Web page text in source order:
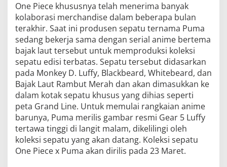
One Piece khususnya telah menerima banyak
kolaborasi merchandise dalam beberapa bulan
terakhir. Saat ini produsen sepatu ternama Puma
sedang bekerja sama dengan serial anime bertema
bajak laut tersebut untuk memproduksi koleksi
sepatu edisi terbatas. Sepatu tersebut didasarkan
pada Monkey D. Luffy, Blackbeard, Whitebeard, dan
Bajak Laut Rambut Merah dan akan dimasukkan ke
dalam kotak sepatu khusus yang dihias seperti
peta Grand Line. Untuk memulai rangkaian anime
barunya, Puma merilis gambar resmi Gear 5 Luffy
tertawa tinggi di langit malam, dikelilingi oleh
koleksi sepatu yang akan datang. Koleksi sepatu
One Piece x Puma akan dirilis pada 23 Maret.